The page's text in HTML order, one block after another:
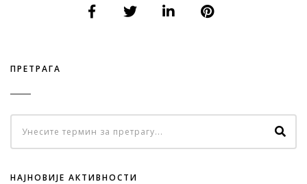
ПРЕТРАГА
НАЈНОВИЈЕ АКТИВНОСТИ